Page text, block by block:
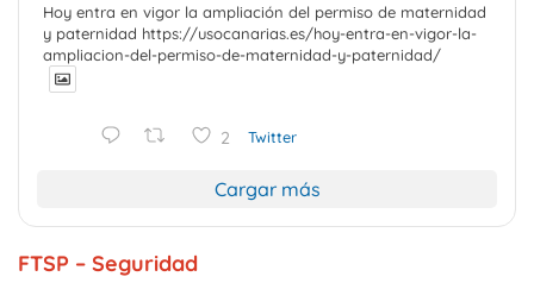
Hoy entra en vigor la ampliación del permiso de maternidad
y paternidad https://usocanarias.es/hoy-entra-en-vigor-la-
ampliacion-del-permiso-de-maternidad-y-paternidad/
2 Twitter
Cargar más
FTSP – Seguridad